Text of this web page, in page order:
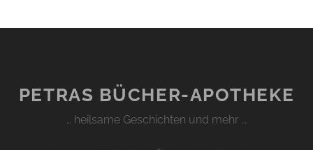
PETRAS BÜCHER-APOTHEKE
… heilsame Geschichten und mehr …